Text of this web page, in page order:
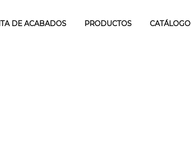
DE ACABADOS PRODUCTOS CATÁLOGO